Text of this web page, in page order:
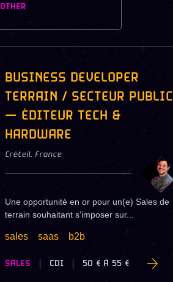
OTHER
BUSINESS DEVELOPER
TERRAIN / SECTEUR PUBLIC
— ÉDITEUR TECH &
HARDWARE
Créteil, France
Une opportunité en or pour un(e) Sales de
terrain souhaitant s'imposer sur...
sales saas b2b
SALES CDI 50 € À 55 €